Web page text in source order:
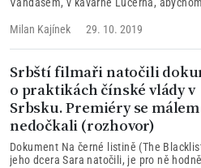
laťku a přišel s kvalitní ručně
Milan Kajínek 29. 10. 2019
Srbští filmaři natočili
o praktikách čínské vlády v
Srbsku. Premiéry se málem
nedočkali (rozhovor)
Dokument Na černé listině (The
jeho dcera Sara natočili, je pro ně